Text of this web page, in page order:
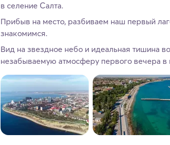
в селение Салта.
Прибыв на место, разбиваем наш первый
знакомимся.
Вид на звездное небо и идеальная тишина
незабываемую атмосферу первого вечера в